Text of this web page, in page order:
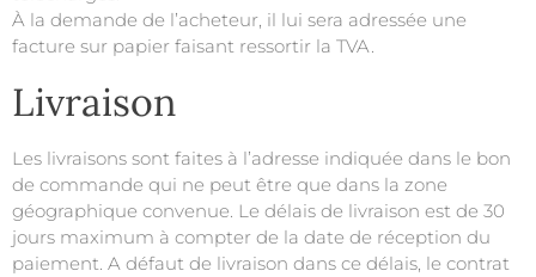
À la demande de l’acheteur, il lui sera adressée une
facture sur papier faisant ressortir la TVA.
Livraison
Les livraisons sont faites à l’adresse indiquée dans le bon
de commande qui ne peut être que dans la zone
géographique convenue. Le délais de livraison est de 30
jours maximum à compter de la date de réception du
paiement. A défaut de livraison dans ce délais, le contrat